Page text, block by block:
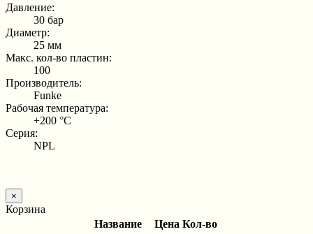
Давление:
30 бар
Диаметр:
25 мм
Макс. кол-во пластин:
100
Производитель:
Funke
Рабочая температура:
+200 °С
Серия:
NPL
×
Корзина
Название
Цена Кол-во